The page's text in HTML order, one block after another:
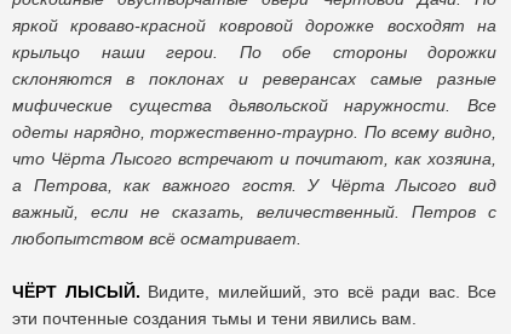
яркой кроваво-красной ковровой дорожке восходят на
крыльцо наши герои. По обе стороны дорожки
склоняются в поклонах и реверансах самые разные
мифические существа дьявольской наружности. Все
одеты нарядно, торжественно-траурно. По всему видно,
что Чёрта Лысого встречают и почитают, как хозяина,
а Петрова, как важного гостя. У Чёрта Лысого вид
важный, если не сказать, величественный. Петров с
любопытством всё осматривает.
ЧЁРТ ЛЫСЫЙ. Видите, милейший, это всё ради вас. Все
эти почтенные создания тьмы и тени явились вам.